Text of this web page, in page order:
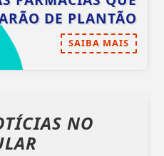
DE PLANTÃO
SAIBA MAIS
NO